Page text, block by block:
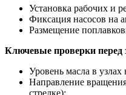
Установка рабочих и
Фиксация насосов на
Размещение
Ключевые проверки перед
Уровень масла в узлах
Направление
стрелке);